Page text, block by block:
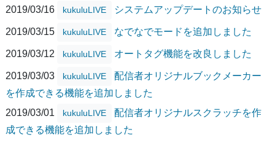
2019/03/16
kukuluLIVE システムアップデートのお知らせ
2019/03/15 kukuluLIVE なでなでモードを追加しました
2019/03/12 kukuluLIVE オートタグ機能を改良しました
2019/03/03 kukuluLIVE
配信者オリジナルブックメーカー
を作成できる機能を追加しました
2019/03/01
kukuluLIVE
配信者オリジナルスクラッチを作
成できる機能を追加しました